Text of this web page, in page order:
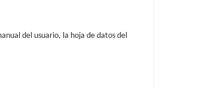
del usuario, la hoja de datos del